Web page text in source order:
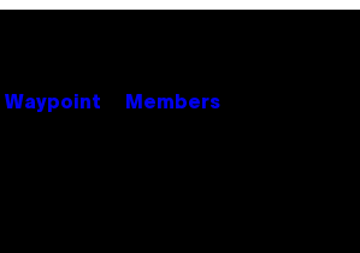
Waypoint Members